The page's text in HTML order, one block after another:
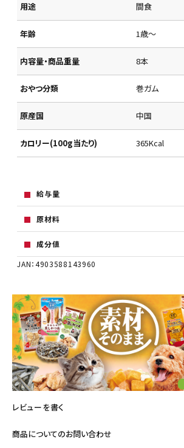
用途 間食
年齢 1歳～
内容量・商品重量 8本
おやつ分類 巻ガム
原産国 中国
カロリー(100g当たり) 365Kcal
給与量
原材料
成分値
JAN：4903588143960
レビューを書く
商品についてのお問い合わせ